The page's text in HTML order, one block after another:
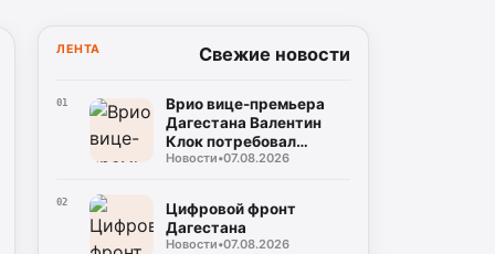
ЛЕНТА Свежие новости
01
Врио вице-премьера
Дагестана Валентин
Клок потребовал
устранить замечания
Новости•07.08.2026
02
Цифровой фронт
Дагестана
Новости•07.08.2026